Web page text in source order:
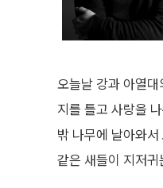
오늘날 강과 아열
지를 틀고 사랑을
밖 나무에 날아와
같은 새들이 지저